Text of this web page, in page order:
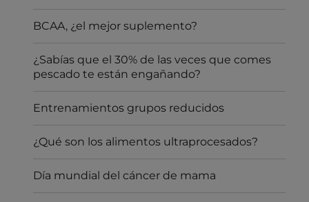
BCAA, ¿el mejor suplemento?
¿Sabías que el 30% de las veces que comes
pescado te están engañando?
Entrenamientos grupos reducidos
¿Qué son los alimentos ultraprocesados?
Día mundial del cáncer de mama